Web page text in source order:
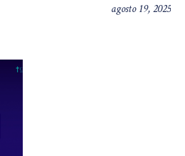
agosto 19, 2025